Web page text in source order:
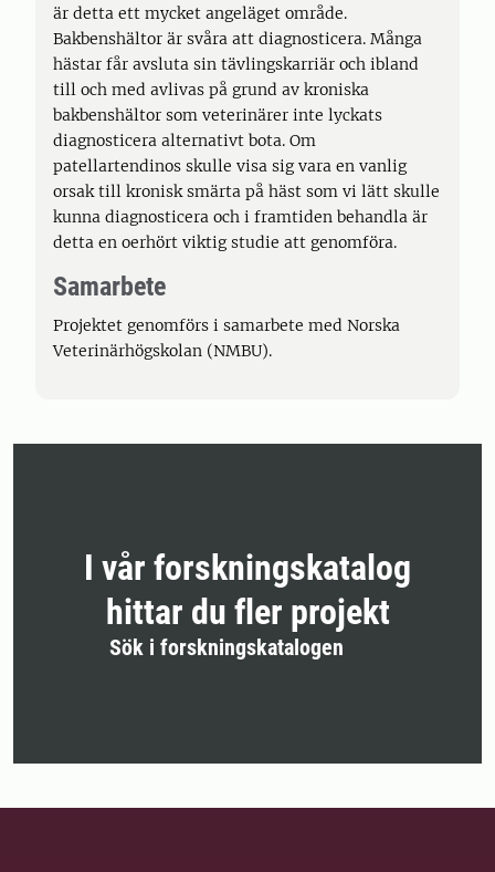
är detta ett mycket angeläget område.
Bakbenshältor är svåra att diagnosticera. Många
hästar får avsluta sin tävlingskarriär och ibland
till och med avlivas på grund av kroniska
bakbenshältor som veterinärer inte lyckats
diagnosticera alternativt bota. Om
patellartendinos skulle visa sig vara en vanlig
orsak till kronisk smärta på häst som vi lätt skulle
kunna diagnosticera och i framtiden behandla är
detta en oerhört viktig studie att genomföra.
Samarbete
Projektet genomförs i samarbete med Norska
Veterinärhögskolan (NMBU).
I vår forskningskatalog
hittar du fler projekt
Sök i forskningskatalogen